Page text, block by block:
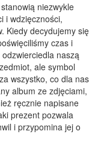
niezwykle
i wdzięczności,
Kiedy decydujemy się
czas i
naszą
ale symbol
wszystko, co dla nas
album ze zdjęciami,
ręcznie napisane
prezent pozwala
i przypomina jej o